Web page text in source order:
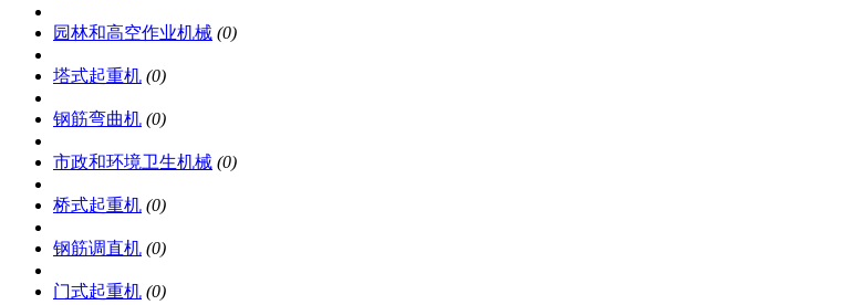
园林和高空作业机械 (0)
塔式起重机 (0)
钢筋弯曲机 (0)
市政和环境卫生机械 (0)
桥式起重机 (0)
钢筋调直机 (0)
门式起重机 (0)